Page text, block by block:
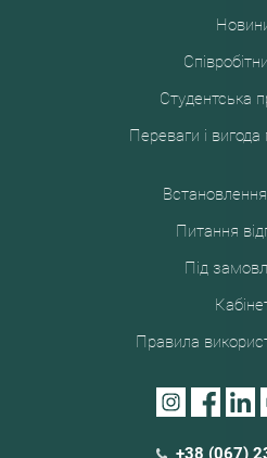
Студентська
Переваги і вигода
Питання
Під
Правила
+38 (067)